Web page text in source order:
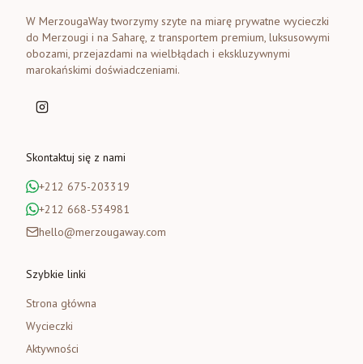
W MerzougaWay tworzymy szyte na miarę prywatne wycieczki
do Merzougi i na Saharę, z transportem premium, luksusowymi
obozami, przejazdami na wielbłądach i ekskluzywnymi
marokańskimi doświadczeniami.
Skontaktuj się z nami
+212 675-203319
+212 668-534981
hello@merzougaway.com
Szybkie linki
Strona główna
Wycieczki
Aktywności